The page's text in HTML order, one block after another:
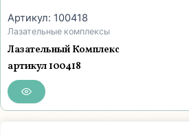
Артикул: 100418
Лазательные комплексы
Лазательный Комплекс
артикул 100418